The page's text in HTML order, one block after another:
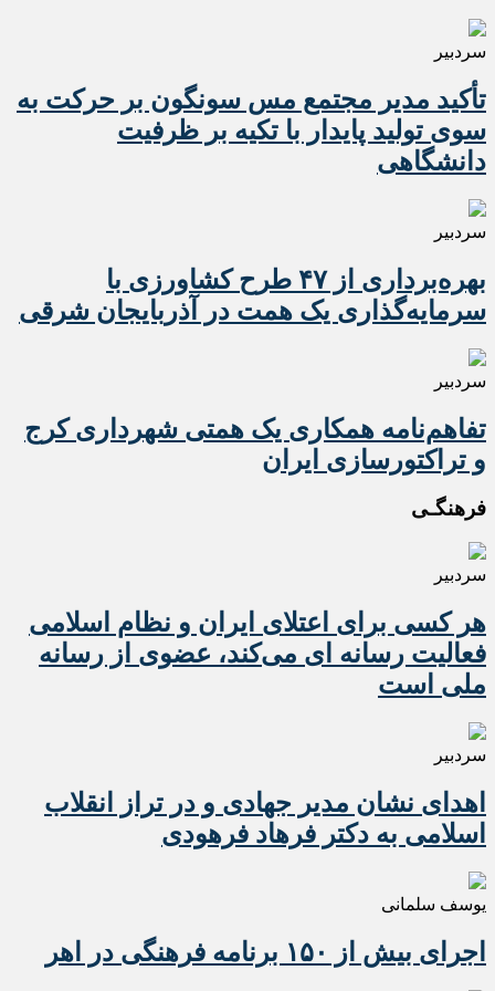
سردبیر
تأکید مدیر مجتمع مس سونگون بر حرکت به
سوی تولید پایدار با تکیه بر ظرفیت
دانشگاهی
سردبیر
بهره‌برداری از ۴۷ طرح کشاورزی با
سرمایه‌گذاری یک همت در آذربایجان شرقی
سردبیر
تفاهم‌نامه همکاری یک همتی شهرداری کرج
و تراکتورسازی ایران
فرهنگـی
سردبیر
هر کسی برای اعتلای ایران و نظام اسلامی
فعالیت رسانه ای می‌کند، عضوی از رسانه
ملی است
سردبیر
اهدای نشان مدیر جهادی و در تراز انقلاب
اسلامی به دکتر فرهاد فرهودی
یوسف سلمانی
اجرای بیش از ۱۵۰ برنامه فرهنگی در اهر